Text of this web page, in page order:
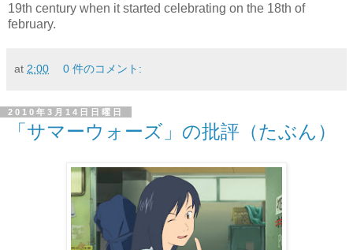
19th century when it started celebrating on the 18th of
february.
at 2:00 0 件のコメント:
2010年3月14日日曜日
「サマーウォーズ」の批評（たぶん）